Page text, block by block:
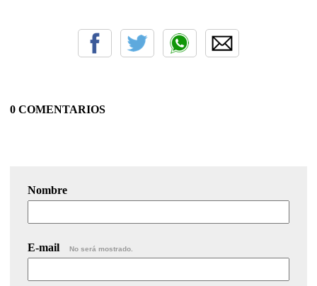
0 COMENTARIOS
Nombre
E-mail No será mostrado.